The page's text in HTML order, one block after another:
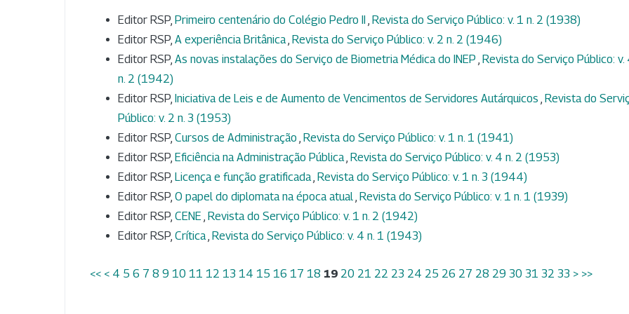
Editor RSP, Primeiro centenário do Colégio Pedro II , Revista do Serviço Público: v. 1 n. 2 (1938)
Editor RSP, A experiência Britânica, Revista do Serviço Público: v. 2 n. 2 (1946)
Editor RSP, As novas instalações do Serviço de Biometria Médica do INEP , Revista do Serviço Público: v.
n. 2 (1942)
Editor RSP, Iniciativa de Leis e de Aumento de Vencimentos de Servidores Autárquicos , Revista do
Público: v. 2 n. 3 (1953)
Editor RSP, Cursos de Administração , Revista do Serviço Público: v. 1 n. 1 (1941)
Editor RSP, Eficiência na Administração Pública, Revista do Serviço Público: v. 4 n. 2 (1953)
Editor RSP, Licença e função gratificada, Revista do Serviço Público: v. 1 n. 3 (1944)
Editor RSP, O papel do diplomata na época atual, Revista do Serviço Público: v. 1 n. 1 (1939)
Editor RSP, CENE , Revista do Serviço Público: v. 1 n. 2 (1942)
Editor RSP, Crítica, Revista do Serviço Público: v. 4 n. 1 (1943)
<< < 4 5 6 7 8 9 10 11 12 13 14 15 16 17 18 19 20 21 22 23 24 25 26 27 28 29 30 31 32 33 > >>